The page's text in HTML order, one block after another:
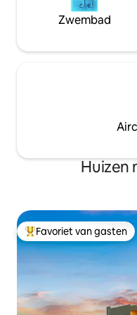
Zwembad
Huizen
Topfavoriet van gasten
Favoriet van gasten